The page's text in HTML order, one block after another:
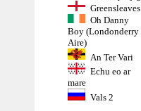
Greensleaves
Oh Danny
Boy (Londonderry
Aire)
An Ter Vari
Echu eo ar
mare
Vals 2